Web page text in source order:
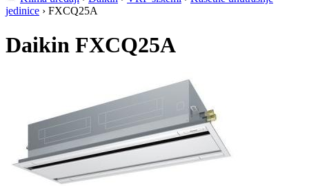
jedinice › FXCQ25A
Daikin FXCQ25A